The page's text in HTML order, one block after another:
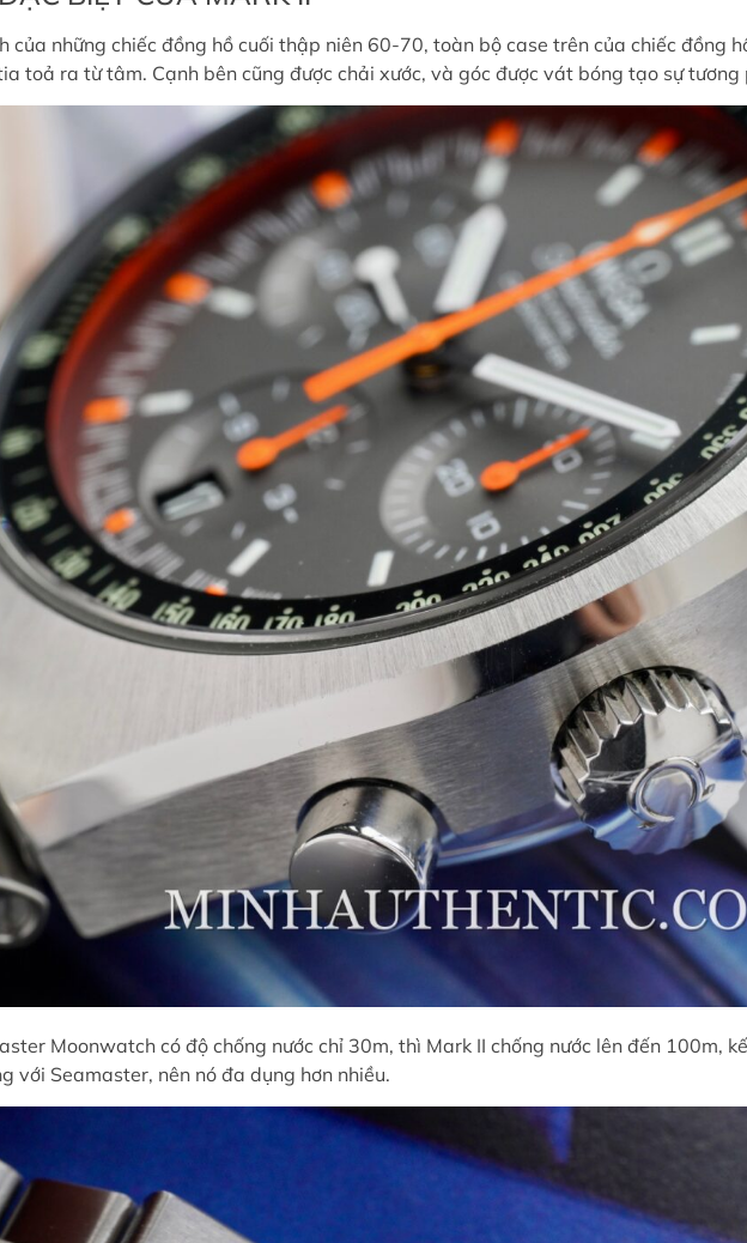
của những chiếc đồng hồ cuối thập niên 60-70, toàn bộ case trên của chiếc đồng
toả ra từ tâm. Cạnh bên cũng được chải xước, và góc được vát bóng tạo sự
Moonwatch có độ chống nước chỉ 30m, thì Mark II chống nước lên đến 100m,
với Seamaster, nên nó đa dụng hơn nhiều.